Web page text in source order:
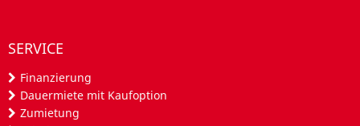
SERVICE
Finanzierung
Dauermiete mit Kaufoption
Zumietung